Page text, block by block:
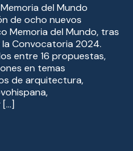
del Mundo
de ocho nuevos
Memoria del Mundo, tras
Convocatoria 2024.
entre 16 propuestas,
en temas
de arquitectura,
[…]